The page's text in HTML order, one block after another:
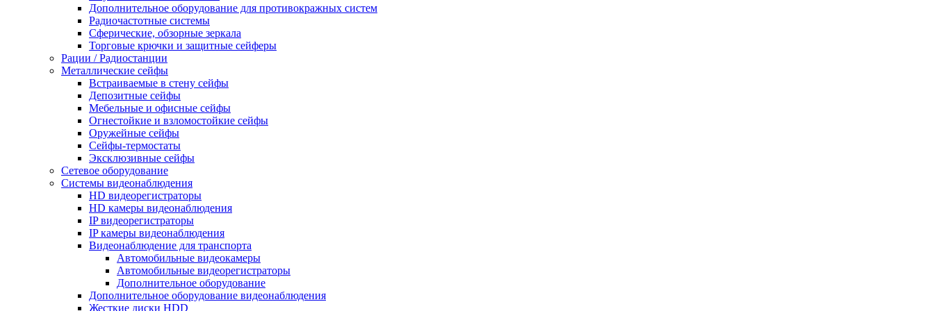
Дополнительное оборудование для противокражных систем
Радиочастотные системы
Сферические, обзорные зеркала
Торговые крючки и защитные сейферы
Рации / Радиостанции
Металлические сейфы
Встраиваемые в стену сейфы
Депозитные сейфы
Мебельные и офисные сейфы
Огнестойкие и взломостойкие сейфы
Оружейные сейфы
Сейфы-термостаты
Эксклюзивные сейфы
Сетевое оборудование
Системы видеонаблюдения
HD видеорегистраторы
HD камеры видеонаблюдения
IP видеорегистраторы
IP камеры видеонаблюдения
Видеонаблюдение для транспорта
Автомобильные видеокамеры
Автомобильные видеорегистраторы
Дополнительное оборудование
Дополнительное оборудование видеонаблюдения
Жесткие диски HDD